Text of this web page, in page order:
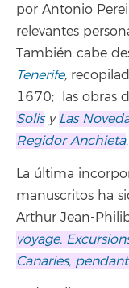
por Antonio
relevantes
También cabe
Tenerife,
1670; las obras
Solisy Las
Regidor Anchieta
La última
manuscritos ha
Arthur Jean-
voyage.
Canaries,